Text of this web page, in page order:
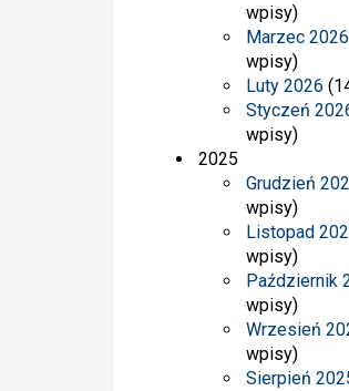
wpisy)
Marzec 2026
wpisy)
Luty 2026
Styczeń
wpisy)
2025
Grudzień
wpisy)
Listopad
wpisy)
Październik
wpisy)
Wrzesień
wpisy)
Sierpień